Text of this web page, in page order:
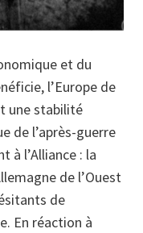
et du
l’Europe de
une stabilité
de l’après-guerre
à l’Alliance : la
de l’Ouest
de
En réaction à